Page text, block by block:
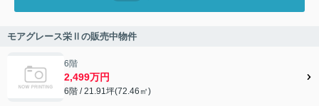
モアグレース栄Ⅱの販売中物件
6階
2,499万円
6階 / 21.91坪(72.46㎡)